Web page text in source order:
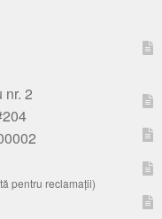
nr. 2
pentru reclamații)